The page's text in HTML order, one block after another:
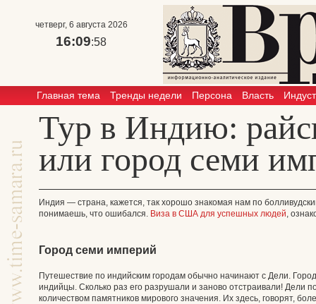
четверг, 6 августа 2026
16:09:58
Главная тема Тренды недели Персона Власть
Тур в Индию:
или город семи
Индия — страна, кажется, так хорошо знакомая нам по
понимаешь, что ошибался. Виза в США для успешных людей,
Город семи империй
Путешествие по индийским городам обычно начинают с Дели.
индийцы. Сколько раз его разрушали и заново отстраивали! Дели
количеством памятников мирового значения. Их здесь, говорят,